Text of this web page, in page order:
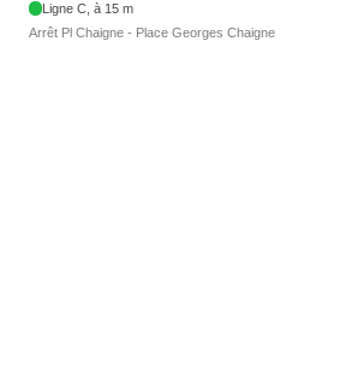
Ligne C, à 15 m
Arrêt Pl Chaigne - Place Georges Chaigne